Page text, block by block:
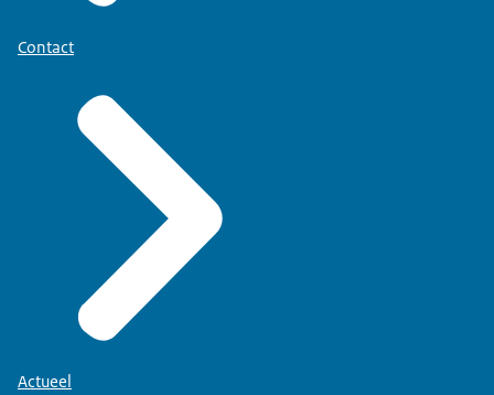
Contact
Actueel